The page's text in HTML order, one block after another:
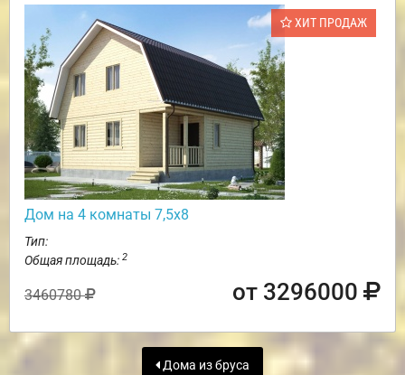
ХИТ ПРОДАЖ
Дом на 4 комнаты 7,5х8
Тип:
Общая площадь: 2
3460780 от 3296000
Дома из бруса